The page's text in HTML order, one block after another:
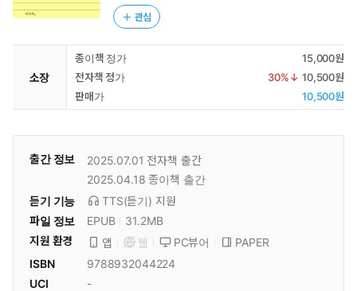
관심
소장
종이책 정가
15,000원
전자책 정가
30%↓ 10,500원
판매가
10,500원
출간 정보 2025.07.01 전자책 출간
2025.04.18 종이책 출간
듣기 기능
TTS(듣기) 지원
파일 정보
EPUB
31.2MB
지원 환경
앱 웹 PC뷰어
PAPER
ISBN
9788932044224
UCI
-